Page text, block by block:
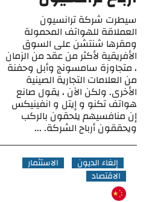
سيطرت شركة ترانسيون
العملاقة للهواتف المحمولة
ومقرها شنتشن على السوق
الأفريقية لأكثر من عقد من الزمان
، متجاوزة سامسونج وأبل وحفنة
من العلامات التجارية الصينية
الأخرى. ولكن الآن ، يقول صانع
هواتف تكنو و إيتل و انفينيكس
إن منافسيهم يلحقون بالركب
ويحققون أرباح الشركة. ...
إلغاء الديون
الاستثمار
الاقتصاد